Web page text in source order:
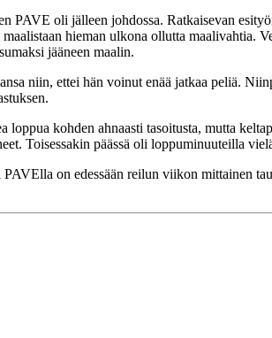
oli jälleen johdossa. Ratkaisevan
hieman ulkona ollutta maalivahtia.
jääneen maalin.
niin, ettei hän voinut enää jatkaa peliä.
kohden ahnaasti tasoitusta, mutta
Toisessakin päässä oli loppuminuuteilla
on edessään reilun viikon mittainen